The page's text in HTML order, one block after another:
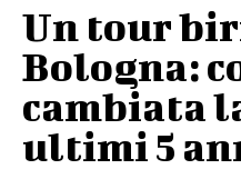
Un tour
Bologna:
cambiata
ultimi 5